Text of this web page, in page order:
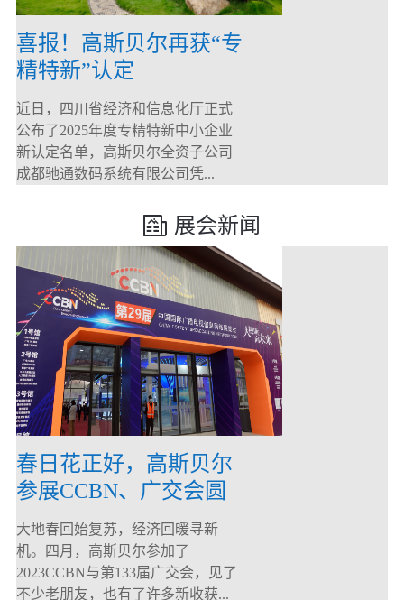
喜报！高斯贝尔再获“专
精特新”认定
近日，四川省经济和信息化厅正式
公布了2025年度专精特新中小企业
新认定名单，高斯贝尔全资子公司
成都驰通数码系统有限公司凭...
展会新闻
春日花正好，高斯贝尔
参展CCBN、广交会圆
满落幕！
大地春回始复苏，经济回暖寻新
机。四月，高斯贝尔参加了
2023CCBN与第133届广交会，见了
不少老朋友，也有了许多新收获...